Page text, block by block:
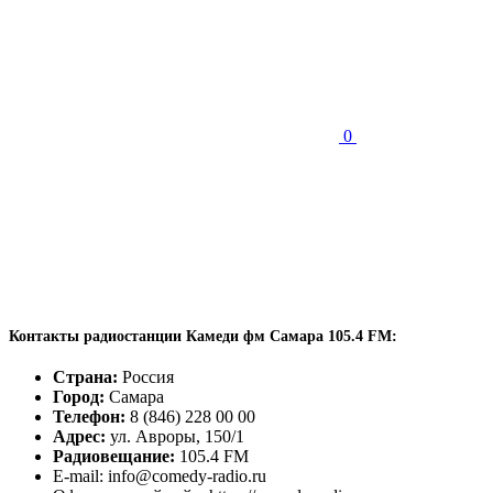
0
Контакты радиостанции Камеди фм Самара 105.4 FM:
Страна: Россия
Город: Самара
Телефон: 8 (846) 228 00 00
Адрес: ул. Авроры, 150/1
Радиовещание: 105.4 FM
E-mail: info@comedy-radio.ru